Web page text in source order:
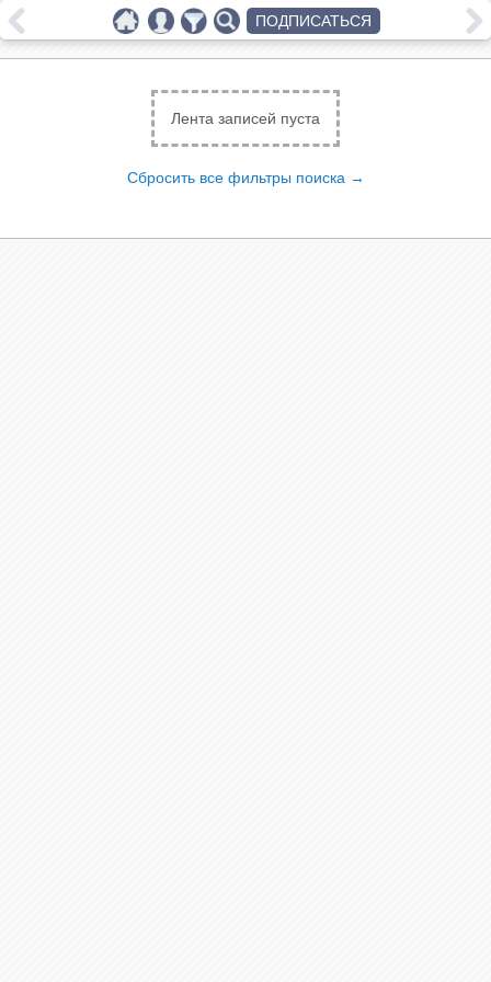
Лента записей пуста
Сбросить все фильтры поиска →
ПОДПИСАТЬСЯ